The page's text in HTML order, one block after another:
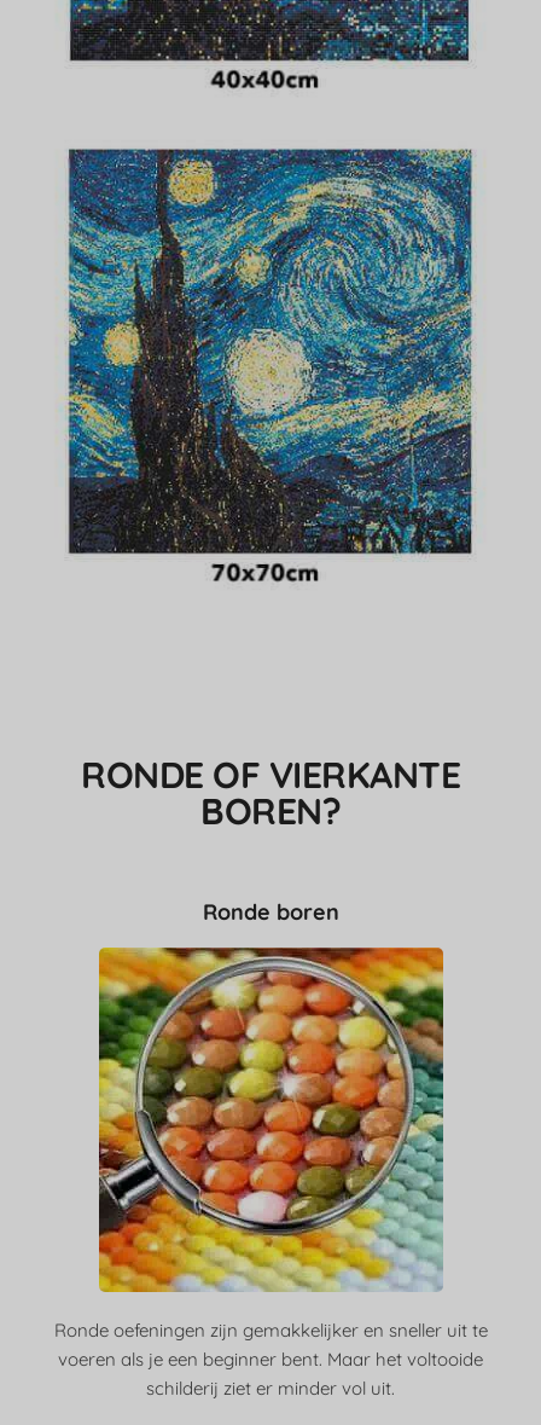
RONDE OF VIERKANTE
BOREN?
Ronde boren
Ronde oefeningen zijn gemakkelijker en sneller uit te
voeren als je een beginner bent. Maar het voltooide
schilderij ziet er minder vol uit.